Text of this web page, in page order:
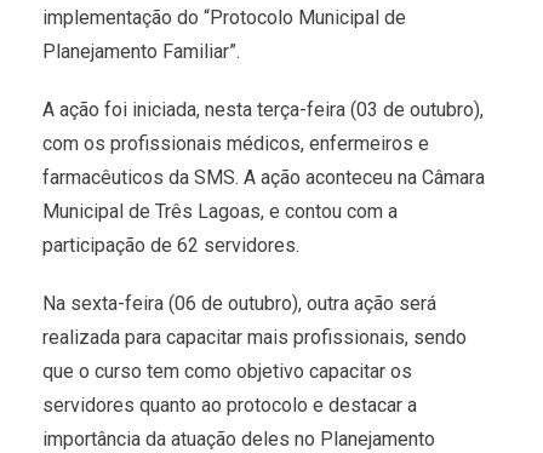
implementação do “Protocolo Municipal de
Planejamento Familiar”.
A ação foi iniciada, nesta terça-feira (03 de outubro),
com os profissionais médicos, enfermeiros e
farmacêuticos da SMS. A ação aconteceu na Câmara
Municipal de Três Lagoas, e contou com a
participação de 62 servidores.
Na sexta-feira (06 de outubro), outra ação será
realizada para capacitar mais profissionais, sendo
que o curso tem como objetivo capacitar os
servidores quanto ao protocolo e destacar a
importância da atuação deles no Planejamento